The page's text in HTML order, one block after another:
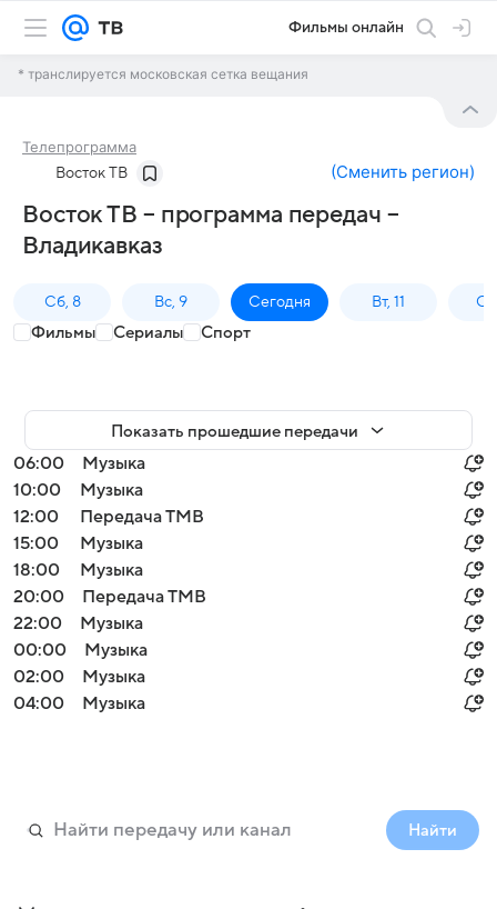
Фильмы онлайн
* транслируется московская сетка вещания
Телепрограмма
Восток ТВ (Сменить регион)
Восток ТВ – программа передач –
Владикавказ
Сб, 8 Вс, 9 Сегодня Вт, 11
Фильмы Сериалы Спорт
Показать прошедшие передачи
06:00
Музыка
10:00
Музыка
12:00
Передача ТМВ
15:00
Музыка
18:00
Музыка
20:00
Передача ТМВ
22:00
Музыка
00:00
Музыка
02:00
Музыка
04:00
Музыка
Найти